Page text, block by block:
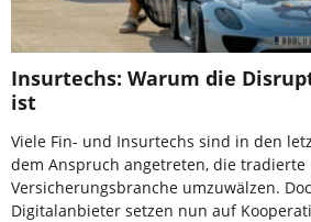
Insurtechs: Warum die
ist
Viele Fin- und Insurtechs sind in den
dem Anspruch angetreten, die tradierte
Versicherungsbranche umzuwälzen.
Digitalanbieter setzen nun auf